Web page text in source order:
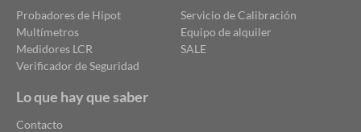
Probadores de Hipot
Multímetros
Medidores LCR
Verificador de Seguridad
Servicio de Calibración
Equipo de alquiler
SALE
Lo que hay que saber
Contacto